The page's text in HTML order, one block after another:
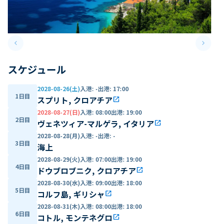
keyboard_arrow_leftPrevious slide keyboard_arrow_right
スケジュール
1日目
2028-08-26(土)入港: -出港: 17:00
スプリト, クロアチアopen_in_new
2日目
2028-08-27(日)入港: 08:00出港: 19:00
ヴェネツィア-マルゲラ, イタリアopen_in_new
3日目
2028-08-28(月)入港: -出港: -
海上
4日目
2028-08-29(火)入港: 07:00出港: 19:00
ドウブロブニク, クロアチアopen_in_new
5日目
2028-08-30(水)入港: 09:00出港: 18:00
コルフ島, ギリシャ open_in_new
6日目
2028-08-31(木)入港: 08:00出港: 18:00
コトル, モンテネグロopen_in_new